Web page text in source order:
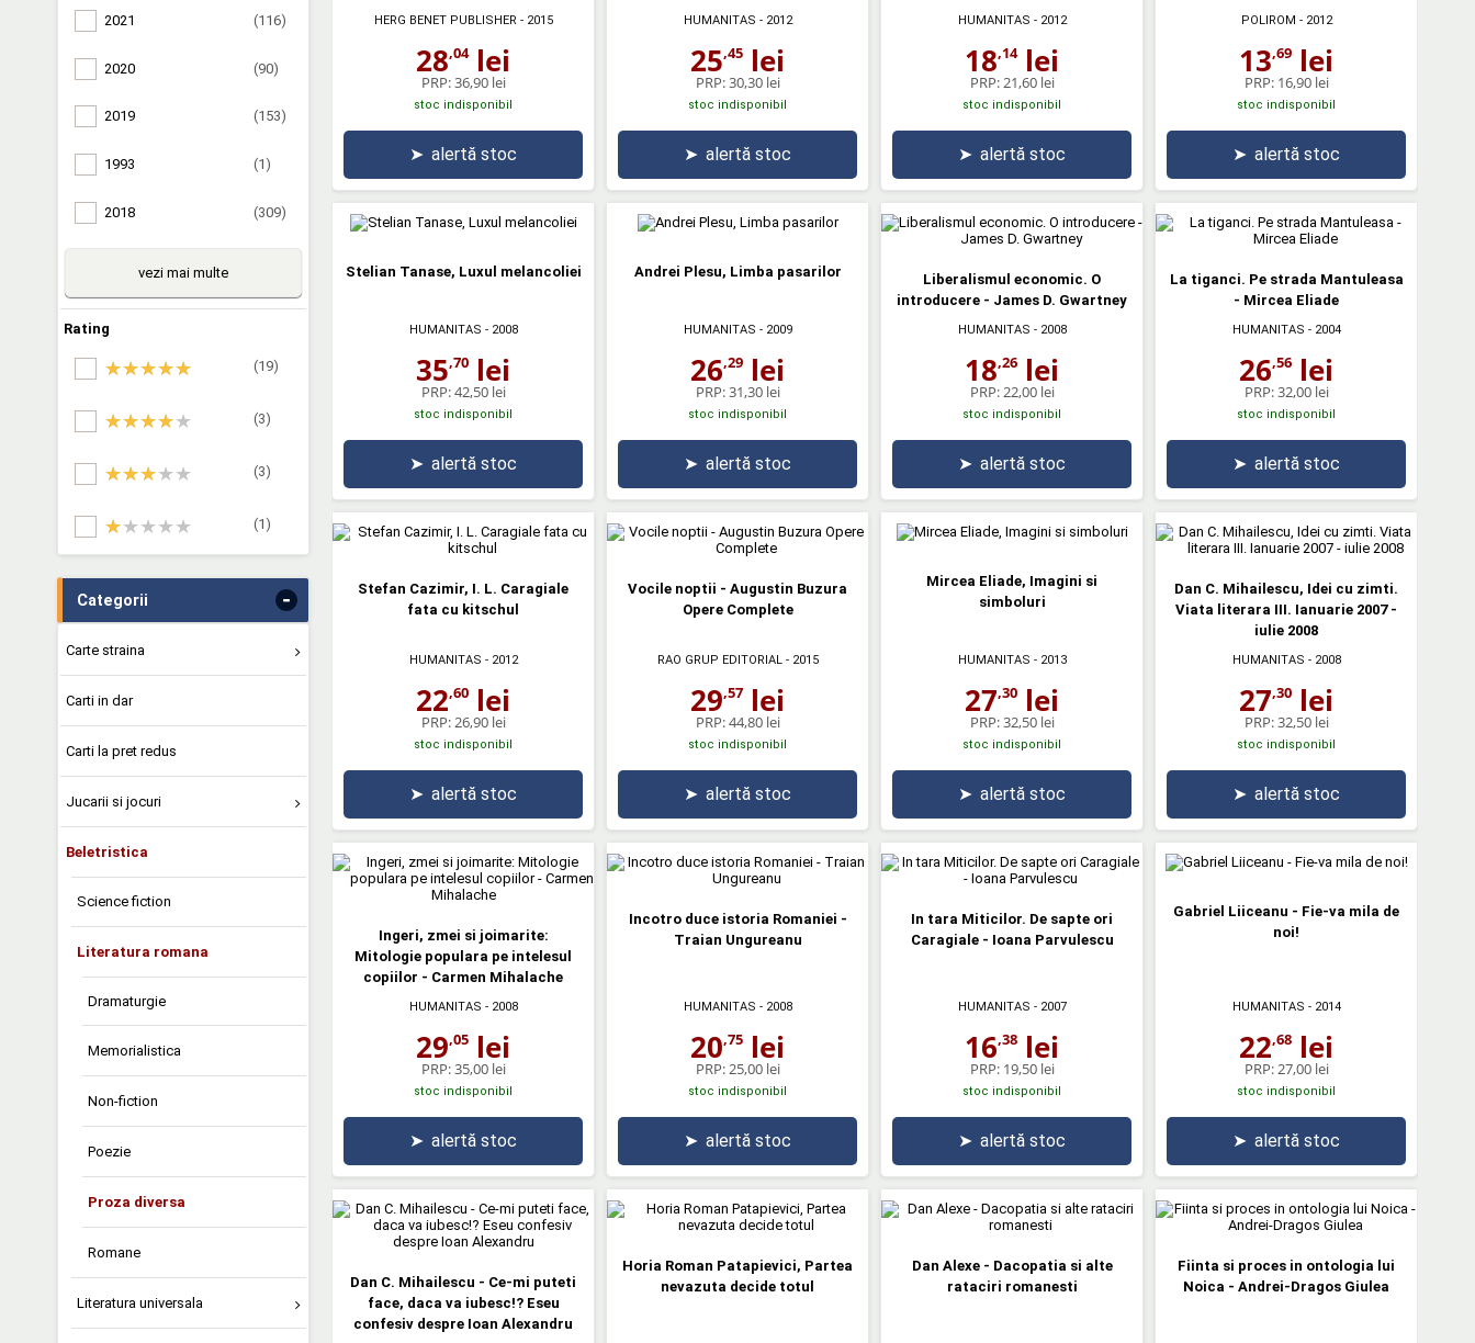
2021 (116)
2020 (90)
2019 (153)
1993 (1)
2018 (309)
vezi mai multe
Rating
(19)
(3)
(3)
(1)
Categorii -
Carte straina
Carti in dar
Carti la pret redus
Jucarii si jocuri
Beletristica
Science fiction
Literatura romana
Dramaturgie
Memorialistica
Non-fiction
Poezie
Proza diversa
Romane
Literatura universala
HERG BENET PUBLISHER - 2015
28,04lei
PRP:36,90 lei
stoc indisponibil
➤ alertă stoc
HUMANITAS - 2012
25,45 lei
PRP:30,30 lei
stoc indisponibil
➤ alertă stoc
HUMANITAS - 2012
18,14lei
PRP: 21,60 lei
stoc indisponibil
➤ alertă stoc
POLIROM - 2012
13,69 lei
PRP: 16,90 lei
stoc indisponibil
➤ alertă stoc
Stelian Tanase, Luxul melancoliei
HUMANITAS - 2008
35,70 lei
PRP:42,50 lei
stoc indisponibil
➤ alertă stoc
Andrei Plesu, Limba pasarilor
HUMANITAS - 2009
26,29 lei
PRP:31,30 lei
stoc indisponibil
➤ alertă stoc
Liberalismul economic. O
introducere - James D. Gwartney
HUMANITAS - 2008
18,26 lei
PRP: 22,00 lei
stoc indisponibil
➤ alertă stoc
La tiganci. Pe strada Mantuleasa
- Mircea Eliade
HUMANITAS - 2004
26,56 lei
PRP:32,00 lei
stoc indisponibil
➤ alertă stoc
Stefan Cazimir, I. L. Caragiale
fata cu kitschul
HUMANITAS - 2012
22,60 lei
PRP: 26,90 lei
stoc indisponibil
➤ alertă stoc
Vocile noptii - Augustin Buzura
Opere Complete
RAO GRUP EDITORIAL - 2015
29,57 lei
PRP:44,80 lei
stoc indisponibil
➤ alertă stoc
Mircea Eliade, Imagini si
simboluri
HUMANITAS - 2013
27,30 lei
PRP:32,50 lei
stoc indisponibil
➤ alertă stoc
Dan C. Mihailescu, Idei cu zimti.
Viata literara III. Ianuarie 2007 -
iulie 2008
HUMANITAS - 2008
27,30 lei
PRP:32,50 lei
stoc indisponibil
➤ alertă stoc
Ingeri, zmei si joimarite:
Mitologie populara pe intelesul
copiilor - Carmen Mihalache
HUMANITAS - 2008
29,05 lei
PRP:35,00 lei
stoc indisponibil
➤ alertă stoc
Incotro duce istoria Romaniei -
Traian Ungureanu
HUMANITAS - 2008
20,75 lei
PRP: 25,00 lei
stoc indisponibil
➤ alertă stoc
In tara Miticilor. De sapte ori
Caragiale - Ioana Parvulescu
HUMANITAS - 2007
16,38 lei
PRP: 19,50 lei
stoc indisponibil
➤ alertă stoc
Gabriel Liiceanu - Fie-va mila de
noi!
HUMANITAS - 2014
22,68 lei
PRP: 27,00 lei
stoc indisponibil
➤ alertă stoc
Dan C. Mihailescu - Ce-mi puteti
face, daca va iubesc!? Eseu
confesiv despre Ioan Alexandru
Horia Roman Patapievici, Partea
nevazuta decide totul
Dan Alexe - Dacopatia si alte
rataciri romanesti
Fiinta si proces in ontologia lui
Noica - Andrei-Dragos Giulea